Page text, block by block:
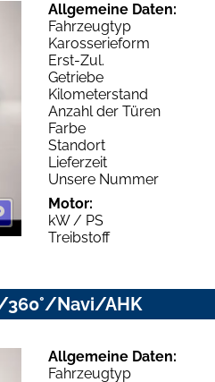
Allgemeine Daten:
Fahrzeugtyp
Karosserieform
Erst-Zul.
Getriebe
Kilometerstand
Anzahl der Türen
Farbe
Standort
Lieferzeit
Unsere Nummer
Motor:
kW / PS
Treibstoff
360°/Navi/AHK
Allgemeine Daten:
Fahrzeugtyp